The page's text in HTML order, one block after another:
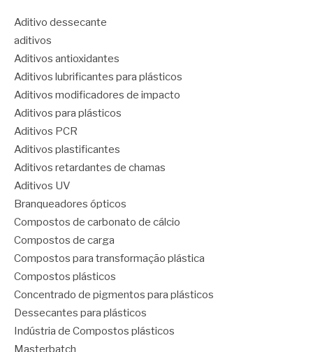
Aditivo dessecante
aditivos
Aditivos antioxidantes
Aditivos lubrificantes para plásticos
Aditivos modificadores de impacto
Aditivos para plásticos
Aditivos PCR
Aditivos plastificantes
Aditivos retardantes de chamas
Aditivos UV
Branqueadores ópticos
Compostos de carbonato de cálcio
Compostos de carga
Compostos para transformação plástica
Compostos plásticos
Concentrado de pigmentos para plásticos
Dessecantes para plásticos
Indústria de Compostos plásticos
Masterbatch